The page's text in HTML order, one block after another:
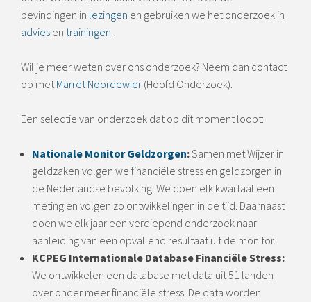
bevindingen in lezingen en gebruiken we het onderzoek in
advies en trainingen.
Wil je meer weten over ons onderzoek? Neem dan contact
op metMarret Noordewier (Hoofd Onderzoek).
Een selectie van onderzoek dat op dit moment loopt:
Nationale Monitor Geldzorgen:Samen met Wijzer in
geldzaken volgen we financiële stress en geldzorgen in
de Nederlandse bevolking. We doen elk kwartaal een
meting en volgen zo ontwikkelingen in de tijd. Daarnaast
doen we elk jaar een verdiepend onderzoek naar
aanleiding van een opvallend resultaat uit de monitor.
KCPEG Internationale Database Financiële Stress:
We ontwikkelen een database met data uit 51 landen
over onder meer financiële stress. De data worden